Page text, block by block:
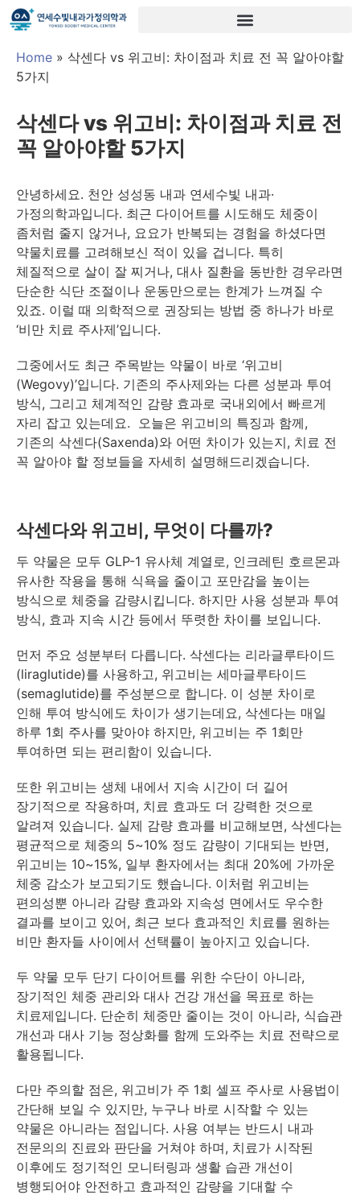
Home » 삭센다 vs 위고비: 차이점과 치료 전 꼭 알아야할
5가지
삭센다 vs 위고비: 차이점과 치료 전
꼭 알아야할 5가지
안녕하세요. 천안 성성동 내과 연세수빛 내과·
가정의학과입니다. 최근 다이어트를 시도해도 체중이
좀처럼 줄지 않거나, 요요가 반복되는 경험을 하셨다면
약물치료를 고려해보신 적이 있을 겁니다. 특히
체질적으로 살이 잘 찌거나, 대사 질환을 동반한 경우라면
단순한 식단 조절이나 운동만으로는 한계가 느껴질 수
있죠. 이럴 때 의학적으로 권장되는 방법 중 하나가 바로
‘비만 치료 주사제’입니다.
그중에서도 최근 주목받는 약물이 바로 ‘위고비
(Wegovy)’입니다. 기존의 주사제와는 다른 성분과 투여
방식, 그리고 체계적인 감량 효과로 국내외에서 빠르게
자리 잡고 있는데요. 오늘은 위고비의 특징과 함께,
기존의 삭센다(Saxenda)와 어떤 차이가 있는지, 치료 전
꼭 알아야 할 정보들을 자세히 설명해드리겠습니다.
삭센다와 위고비, 무엇이 다를까?
두 약물은 모두 GLP-1 유사체 계열로, 인크레틴 호르몬과
유사한 작용을 통해 식욕을 줄이고 포만감을 높이는
방식으로 체중을 감량시킵니다. 하지만 사용 성분과 투여
방식, 효과 지속 시간 등에서 뚜렷한 차이를 보입니다.
먼저 주요 성분부터 다릅니다. 삭센다는 리라글루타이드
(liraglutide)를 사용하고, 위고비는 세마글루타이드
(semaglutide)를 주성분으로 합니다. 이 성분 차이로
인해 투여 방식에도 차이가 생기는데요, 삭센다는 매일
하루 1회 주사를 맞아야 하지만, 위고비는 주 1회만
투여하면 되는 편리함이 있습니다.
또한 위고비는 생체 내에서 지속 시간이 더 길어
장기적으로 작용하며, 치료 효과도 더 강력한 것으로
알려져 있습니다. 실제 감량 효과를 비교해보면, 삭센다는
평균적으로 체중의 5~10% 정도 감량이 기대되는 반면,
위고비는 10~15%, 일부 환자에서는 최대 20%에 가까운
체중 감소가 보고되기도 했습니다. 이처럼 위고비는
편의성뿐 아니라 감량 효과와 지속성 면에서도 우수한
결과를 보이고 있어, 최근 보다 효과적인 치료를 원하는
비만 환자들 사이에서 선택률이 높아지고 있습니다.
두 약물 모두 단기 다이어트를 위한 수단이 아니라,
장기적인 체중 관리와 대사 건강 개선을 목표로 하는
치료제입니다. 단순히 체중만 줄이는 것이 아니라, 식습관
개선과 대사 기능 정상화를 함께 도와주는 치료 전략으로
활용됩니다.
다만 주의할 점은, 위고비가 주 1회 셀프 주사로 사용법이
간단해 보일 수 있지만, 누구나 바로 시작할 수 있는
약물은 아니라는 점입니다. 사용 여부는 반드시 내과
전문의의 진료와 판단을 거쳐야 하며, 치료가 시작된
이후에도 정기적인 모니터링과 생활 습관 개선이
병행되어야 안전하고 효과적인 감량을 기대할 수